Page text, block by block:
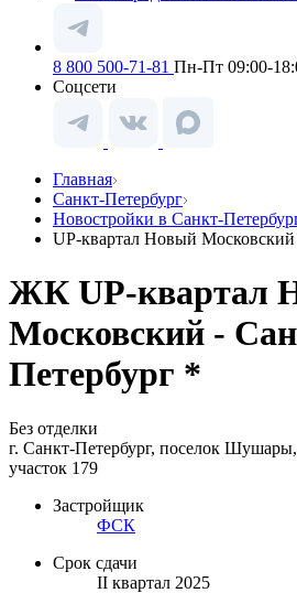
8 800 500-71-81 Пн-Пт 09:00-
Соцсети
Главная
Санкт-Петербург
Новостройки в Санкт-
UP-квартал Новый
ЖК UP-квартал
Московский -
Петербург *
Без отделки
г. Санкт-Петербург, поселок
участок 179
Застройщик
ФСК
Срок сдачи
II квартал 2025